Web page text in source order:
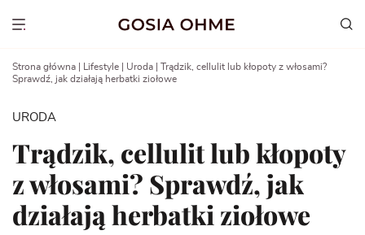
Show menu
Strona główna Lifestyle Uroda
Trądzik, cellulit lub kłopoty z włosami?
Sprawdź, jak działają herbatki ziołowe
URODA
Trądzik, cellulit lub kłopoty
z włosami? Sprawdź, jak
działają herbatki ziołowe